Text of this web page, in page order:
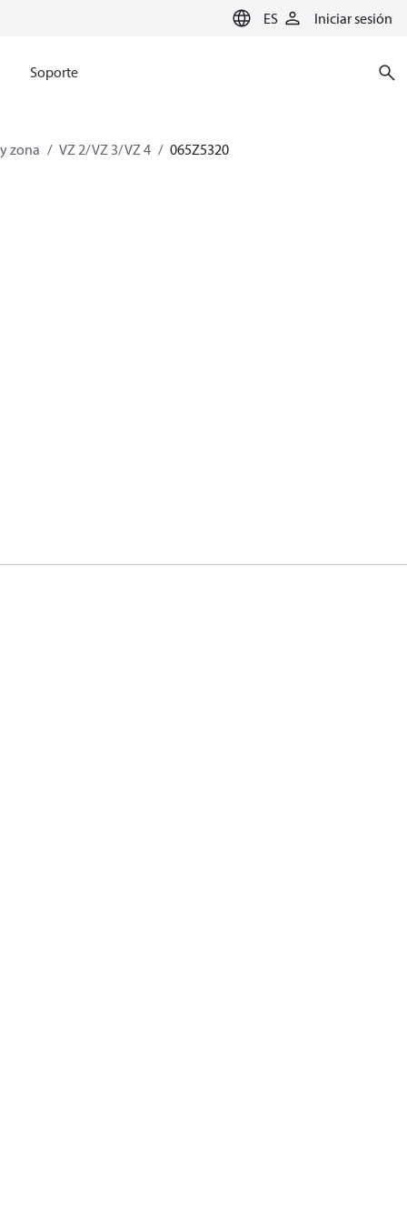
ES Iniciar sesión
Soporte
zona VZ 2/ VZ 3/ VZ 4 065Z5320